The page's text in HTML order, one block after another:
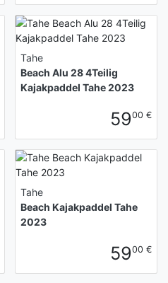
Tahe
Beach Alu 28 4Teilig
Kajakpaddel Tahe 2023
5900 €
Tahe
Beach Kajakpaddel Tahe
2023
5900 €